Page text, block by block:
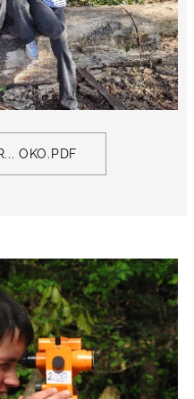
OKO.PDF